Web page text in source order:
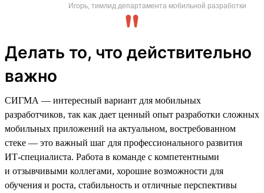
Игорь, тимлид департамента мобильной разработки
Делать то, что действительно
важно
СИГМА — интересный вариант для мобильных
разработчиков, так как дает ценный опыт разработки сложных
мобильных приложений на актуальном, востребованном
стеке — это важный шаг для профессионального развития
ИТ-специалиста. Работа в команде с компетентными
и отзывчивыми коллегами, хорошие возможности для
обучения и роста, стабильность и отличные перспективы